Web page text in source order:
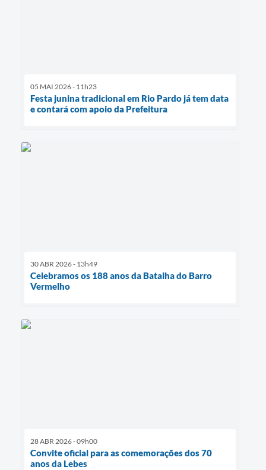
05 MAI 2026 - 11h23
Festa junina tradicional em Rio Pardo já tem data
e contará com apoio da Prefeitura
30 ABR 2026 - 13h49
Celebramos os 188 anos da Batalha do Barro
Vermelho
28 ABR 2026 - 09h00
Convite oficial para as comemorações dos 70
anos da Lebes